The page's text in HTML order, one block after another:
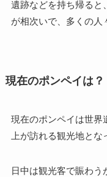
遺跡などを持ち帰ると
が相次いで、多くの人
現在のポンペイは？
現在のポンペイは世界
上が訪れる観光地とな
日中は観光客で賑わ